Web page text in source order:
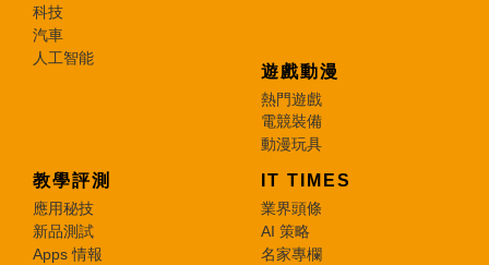
科技
汽車
人工智能
遊戲動漫
熱門遊戲
電競裝備
動漫玩具
教學評測
應用秘技
新品測試
Apps 情報
IT TIMES
業界頭條
AI 策略
名家專欄